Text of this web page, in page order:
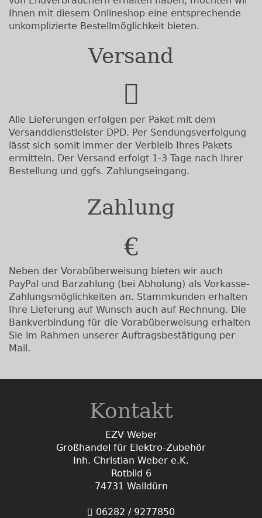
Ihnen mit diesem Onlineshop eine entsprechende
unkomplizierte Bestellmöglichkeit bieten.
Versand
Alle Lieferungen erfolgen per Paket mit dem
Versanddienstleister DPD. Per Sendungsverfolgung
lässt sich somit immer der Verbleib Ihres Pakets
ermitteln. Der Versand erfolgt 1-3 Tage nach Ihrer
Bestellung und ggfs. Zahlungseingang.
Zahlung
Neben der Vorabüberweisung bieten wir auch
PayPal und Barzahlung (bei Abholung) als Vorkasse-
Zahlungsmöglichkeiten an. Stammkunden erhalten
Ihre Lieferung auf Wunsch auch auf Rechnung. Die
Bankverbindung für die Vorabüberweisung erhalten
Sie im Rahmen unserer Auftragsbestätigung per
Mail.
Kontakt
EZV Weber
Großhandel für Elektro-Zubehör
Inh. Christian Weber e.K.
Rotbild 6
74731 Walldürn
06282 / 9277850